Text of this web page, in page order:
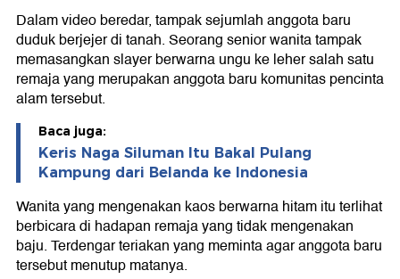
Dalam video beredar, tampak sejumlah anggota baru
duduk berjejer di tanah. Seorang senior wanita tampak
memasangkan slayer berwarna ungu ke leher salah satu
remaja yang merupakan anggota baru komunitas pencinta
alam tersebut.
Baca juga:
Keris Naga Siluman Itu Bakal Pulang
Kampung dari Belanda ke Indonesia
Wanita yang mengenakan kaos berwarna hitam itu terlihat
berbicara di hadapan remaja yang tidak mengenakan
baju. Terdengar teriakan yang meminta agar anggota baru
tersebut menutup matanya.